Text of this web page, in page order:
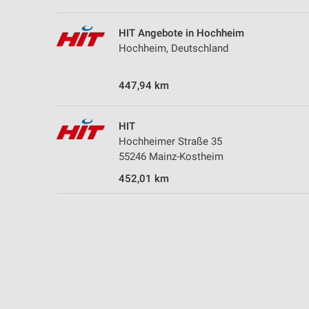
HIT Angebote in Hochheim
Hochheim, Deutschland
447,94 km
HIT
Hochheimer Straße 35
55246 Mainz-Kostheim
452,01 km